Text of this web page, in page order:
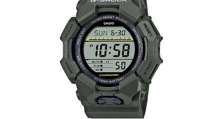
G-shock
GD-010-3
i